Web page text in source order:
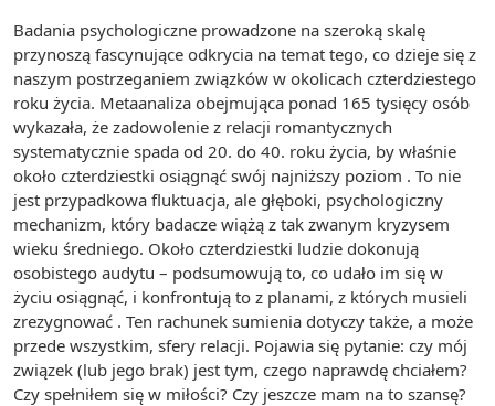
Badania psychologiczne prowadzone na szeroką skalę
przynoszą fascynujące odkrycia na temat tego, co dzieje się z
naszym postrzeganiem związków w okolicach czterdziestego
roku życia. Metaanaliza obejmująca ponad 165 tysięcy osób
wykazała, że zadowolenie z relacji romantycznych
systematycznie spada od 20. do 40. roku życia, by właśnie
około czterdziestki osiągnąć swój najniższy poziom . To nie
jest przypadkowa fluktuacja, ale głęboki, psychologiczny
mechanizm, który badacze wiążą z tak zwanym kryzysem
wieku średniego. Około czterdziestki ludzie dokonują
osobistego audytu – podsumowują to, co udało im się w
życiu osiągnąć, i konfrontują to z planami, z których musieli
zrezygnować . Ten rachunek sumienia dotyczy także, a może
przede wszystkim, sfery relacji. Pojawia się pytanie: czy mój
związek (lub jego brak) jest tym, czego naprawdę chciałem?
Czy spełniłem się w miłości? Czy jeszcze mam na to szansę?